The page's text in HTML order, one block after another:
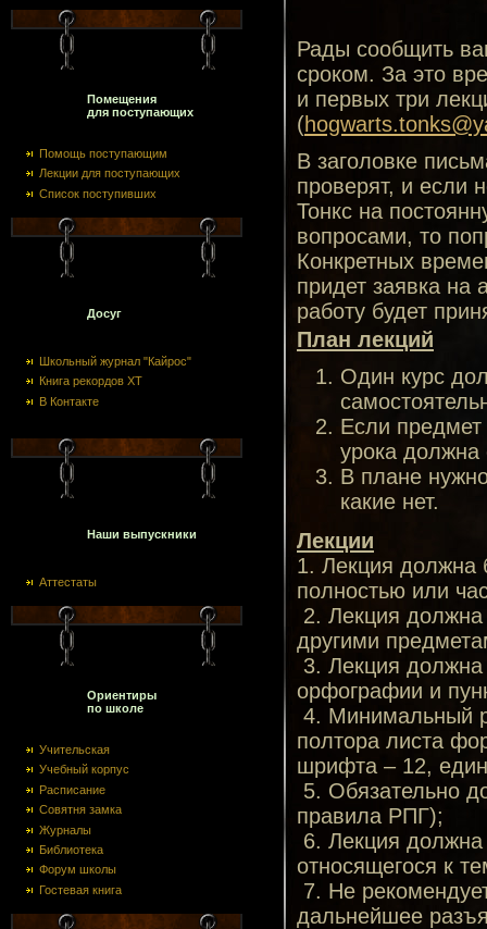
Помещения
для поступающих
Помощь поступающим
Лекции для поступающих
Список поступивших
Досуг
Школьный журнал "Кайрос"
Книга рекордов ХТ
В Контакте
Наши выпускники
Аттестаты
Ориентиры
по школе
Учительская
Учебный корпус
Расписание
Совятня замка
Журналы
Библиотека
Форум школы
Гостевая книга
Рады сообщить
сроком. За это
и первых три
(
В заголовке
проверят, и если
Тонкс на
вопросами, то
Конкретных
придет заявка на
работу будет
План лекций
Один курс
Если предмет
урока должна
В плане
какие нет.
Лекции
1. Лекция должна
полностью или
2. Лекция должна
другими
3. Лекция
орфографии и
4. Минимальный
полтора листа
шрифта – 12,
5. Обязательно
правила РПГ);
6. Лекция
относящегося к
7. Не
дальнейшее